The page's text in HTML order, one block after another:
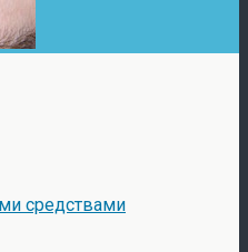
средствами